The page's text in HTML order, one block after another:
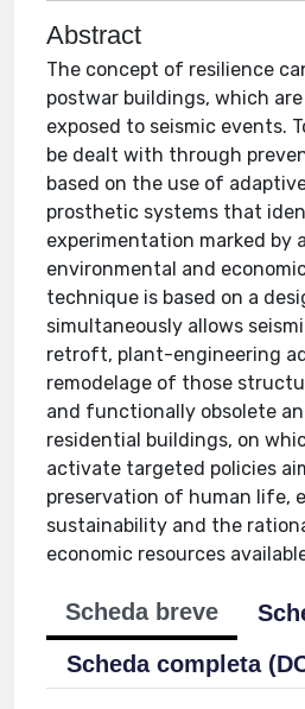
Abstract
The concept of resilience
postwar buildings, which
exposed to seismic events.
be dealt with through
based on the use of
prosthetic systems that
experimentation marked by
environmental and
technique is based on a
simultaneously allows
retroft, plant-engineering
remodelage of those
and functionally obsolete
residential buildings, on
activate targeted policies
preservation of human life,
sustainability and the
economic resources
Scheda breve
Scheda completa